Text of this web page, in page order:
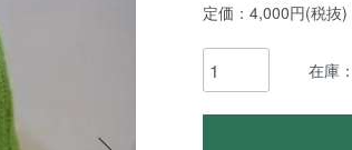
定価：4,000円(税抜)
在庫